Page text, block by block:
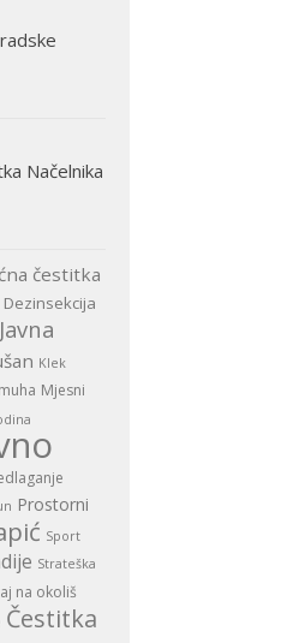
Načelnika
čestitka
Dezinsekcija
Javna
Klek
Mjesni
Prostorni
Sport
Strateška
na okoliš
Čestitka